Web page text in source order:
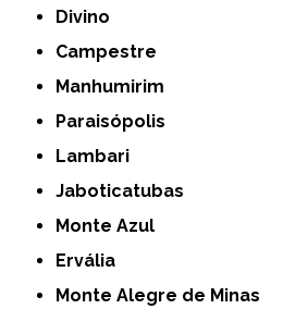
Divino
Campestre
Manhumirim
Paraisópolis
Lambari
Jaboticatubas
Monte Azul
Ervália
Monte Alegre de Minas